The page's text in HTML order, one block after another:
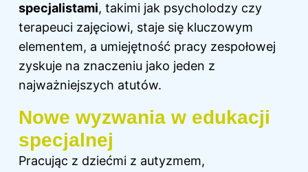
specjalistami, takimi jak psycholodzy czy
terapeuci zajęciowi, staje się kluczowym
elementem, a umiejętność pracy zespołowej
zyskuje na znaczeniu jako jeden z
najważniejszych atutów.
Nowe wyzwania w edukacji
specjalnej
Pracując z dziećmi z autyzmem,